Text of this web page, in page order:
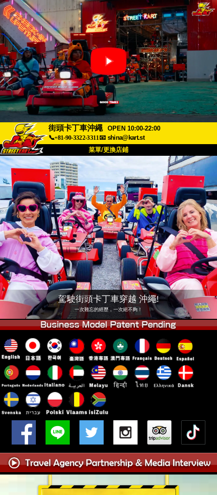
街頭卡丁車沖繩
OPEN 10:00-22:00
📞+81-90-3322-3311📧 shina@kart.st
菜單/更換店鋪
關於 規格 價格
交通方式 顧客聲音 常見問題
公司 預訂
更換店鋪
東京 品川 #1 東京 秋葉原 #1
東京 秋葉原 #2 東京 澀谷
東京 澀谷附店 東京灣
東京 淺草 大阪
沖繩
駕駛街頭卡丁車穿越 沖繩!
一次難忘的經歷，一次絕不夠！